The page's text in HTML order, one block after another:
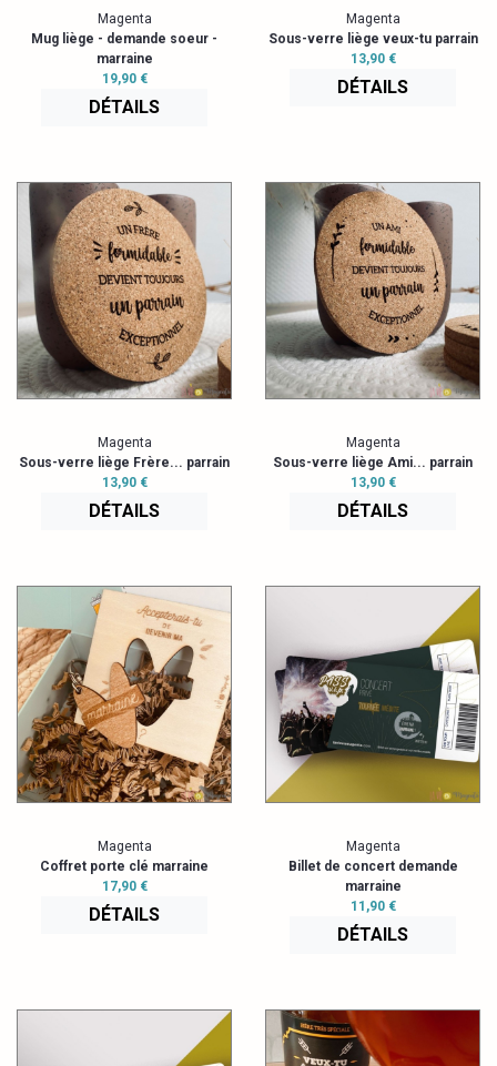
Magenta
Mug liège - demande soeur -
marraine
19,90 €
DÉTAILS
Magenta
Sous-verre liège veux-tu parrain
13,90 €
DÉTAILS
Magenta
Sous-verre liège Frère... parrain
13,90 €
DÉTAILS
Magenta
Sous-verre liège Ami... parrain
13,90 €
DÉTAILS
Magenta
Coffret porte clé marraine
17,90 €
DÉTAILS
Magenta
Billet de concert demande
marraine
11,90 €
DÉTAILS